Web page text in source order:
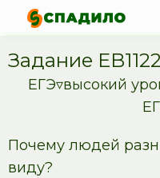
Задание
ЕГЭ▿высокий
Почему людей
виду?